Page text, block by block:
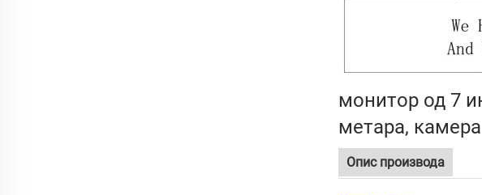
монитор од 7
метара,
Опис производа